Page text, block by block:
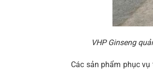
VHP Ginseng
Các sản phẩm phục